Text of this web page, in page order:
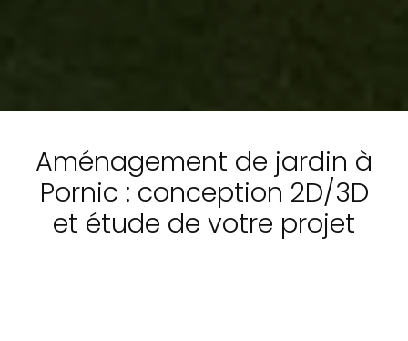
Aménagement de jardin à
Pornic : conception 2D/3D
et étude de votre projet